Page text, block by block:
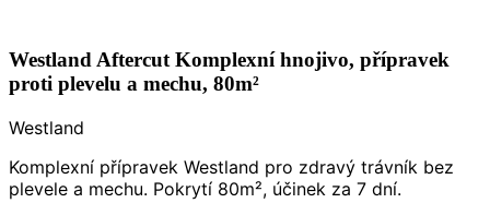
Westland Aftercut Komplexní hnojivo, přípravek
proti plevelu a mechu, 80m²
Westland
Komplexní přípravek Westland pro zdravý trávník bez
plevele a mechu. Pokrytí 80m², účinek za 7 dní.